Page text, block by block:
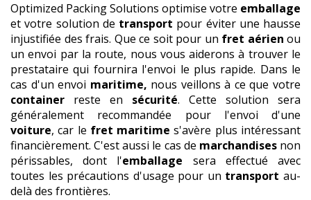
Optimized Packing Solutions optimise votre emballage
et votre solution de transport pour éviter une hausse
injustifiée des frais. Que ce soit pour un fret aérien ou
un envoi par la route, nous vous aiderons à trouver le
prestataire qui fournira l'envoi le plus rapide. Dans le
cas d'un envoi maritime, nous veillons à ce que votre
container reste en sécurité. Cette solution sera
généralement recommandée pour l'envoi d'une
voiture, car le fret maritime s'avère plus intéressant
financièrement. C'est aussi le cas de marchandisesnon
périssables, dont l'emballage sera effectué avec
toutes les précautions d'usage pour un transportau-
delà des frontières.